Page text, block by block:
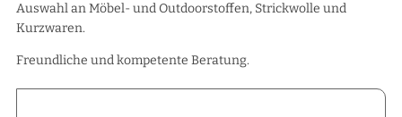
Auswahl an Möbel- und Outdoorstoffen, Strickwolle und
Kurzwaren.
Freundliche und kompetente Beratung.